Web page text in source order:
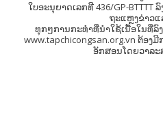
ໃບອະນຸຍາດເລກທີ 436/GP-BTTTT
ຖະແຫຼງຂ່າວແ
ທຸກໆການກະທຳທີ່ນຳໃຊ້ເນື້ອໃນທີ່ລົ
www.tapchicongsan.org.vn ຕ້ອງ
ອັກສອນໂດຍວາລ